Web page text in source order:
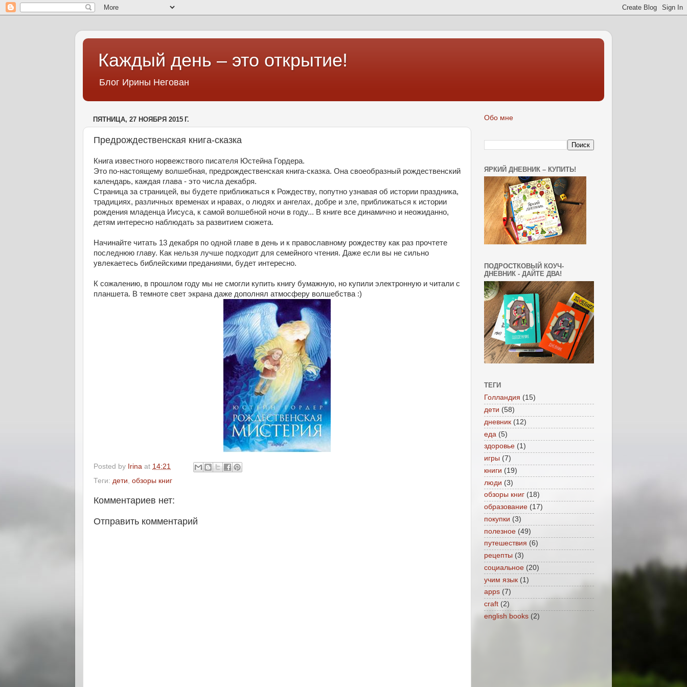
Каждый день – это открытие!
Блог Ирины Негован
ПЯТНИЦА, 27 НОЯБРЯ 2015 Г.
Предрождественская книга-сказка
Книга известного норвежствого писателя Юстейна Гордера.
Это по-настоящему волшебная, предрождественская книга-сказка. Она своеобразный рождественский
календарь, каждая глава - это числа декабря.
Страница за страницей, вы будете приближаться к Рождеству, попутно узнавая об истории праздника,
традициях, различных временах и нравах, о людях и ангелах, добре и зле, приближаться к истории
рождения младенца Иисуса, к самой волшебной ночи в году... В книге все динамично и неожиданно,
детям интересно наблюдать за развитием сюжета.
Начинайте читать 13 декабря по одной главе в день и к православному рождеству как раз прочтете
последнюю главу. Как нельзя лучше подходит для семейного чтения. Даже если вы не сильно
увлекаетесь библейскими преданиями, будет интересно.
К сожалению, в прошлом году мы не смогли купить книгу бумажную, но купили электронную и читали с
планшета. В темноте свет экрана даже дополнял атмосферу волшебства :)
Posted by Irina at 14:21
Теги: дети обзоры книг
Комментариев нет:
Отправить комментарий
Обо мне
ЯРКИЙ ДНЕВНИК – КУПИТЬ!
ПОДРОСТКОВЫЙ КОУЧ-
ДНЕВНИК - ДАЙТЕ ДВА!
ТЕГИ
Голландия (15)
дети (58)
дневник (12)
еда (5)
здоровье (1)
игры (7)
книги (19)
люди (3)
обзоры книг (18)
образование (17)
покупки (3)
полезное (49)
путешествия (6)
рецепты (3)
социальное (20)
учим язык (1)
apps (7)
craft (2)
english books (2)